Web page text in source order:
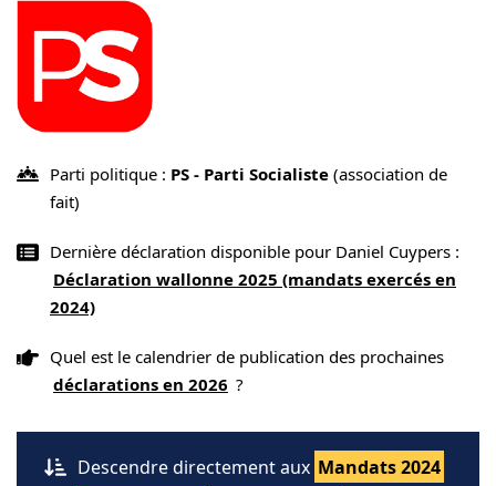
Parti politique : PS - Parti Socialiste (association de
fait)
Dernière déclaration disponible pour Daniel Cuypers :
Déclaration wallonne 2025 (mandats exercés en
2024)
Quel est le calendrier de publication des prochaines
déclarations en 2026 ?
Descendre directement aux Mandats 2024